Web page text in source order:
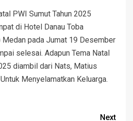
PWI Sumut Tahun 2025
di Hotel Danau Toba
Medan pada Jumat 19 Desember
selesai. Adapun Tema Natal
diambil dari Nats, Matius
Menyelamatkan Keluarga.
Next